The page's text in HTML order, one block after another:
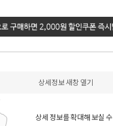
상세정보 새창 열기
상세 정보를 확대해 보실